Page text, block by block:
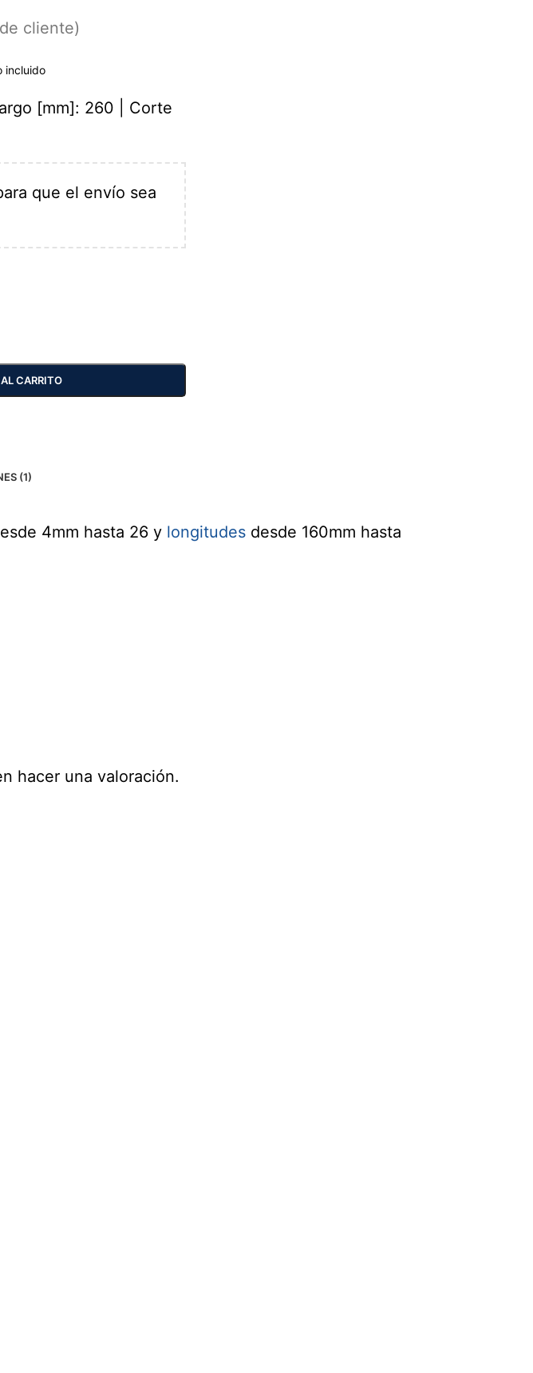
cliente)
incluido
[mm]: 260 | Corte
que el envío sea
CARRITO
(1)
4mm hasta 26 y longitudes desde 160mm hasta
hacer una valoración.